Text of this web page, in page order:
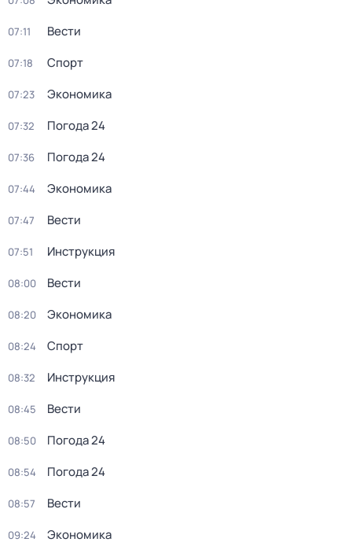
07:11 Вести
07:18 Спорт
07:23 Экономика
07:32 Погода 24
07:36 Погода 24
07:44 Экономика
07:47 Вести
07:51 Инструкция
08:00 Вести
08:20 Экономика
08:24 Спорт
08:32 Инструкция
08:45 Вести
08:50 Погода 24
08:54 Погода 24
08:57 Вести
09:24 Экономика